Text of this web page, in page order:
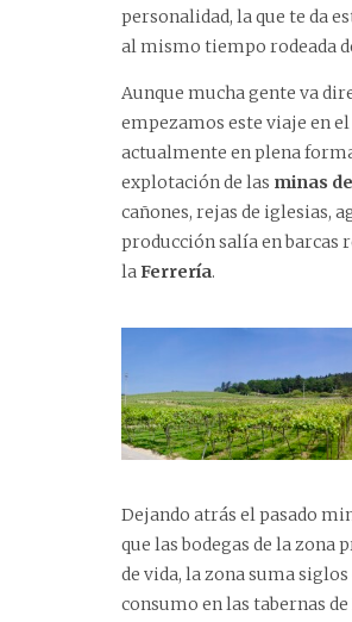
personalidad, la que te da
al mismo tiempo rodeada
Aunque mucha gente va
empezamos este viaje en
actualmente en plena
explotación de las minas
cañones, rejas de iglesias,
producción salía en barcas
laFerrería.
Dejando atrás el pasado
que las bodegas de la zona
de vida, la zona suma
consumo en las tabernas